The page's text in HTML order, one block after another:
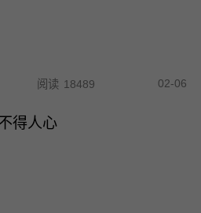
阅读 18489 02-06
得人心